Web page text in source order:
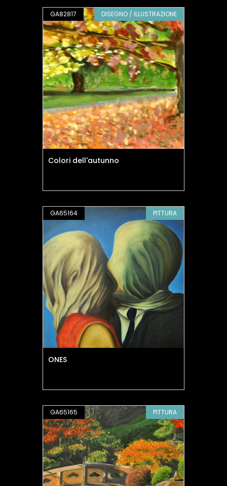
GA82817 DISEGNO / ILLUSTRAZIONE
Colori dell'autunno
GA65164 PITTURA
ONES
GA65165 PITTURA